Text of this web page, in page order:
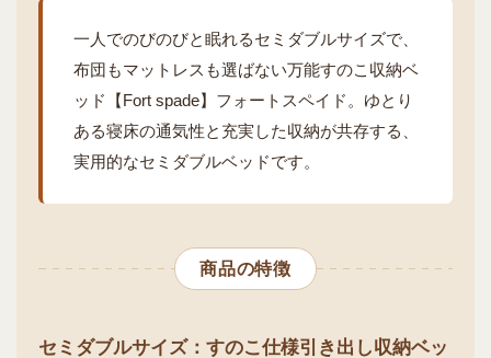
一人でのびのびと眠れるセミダブルサイズで、
布団もマットレスも選ばない万能すのこ収納ベ
ッド【Fort spade】フォートスペイド。ゆとり
ある寝床の通気性と充実した収納が共存する、
実用的なセミダブルベッドです。
商品の特徴
セミダブルサイズ：すのこ仕様引き出し収納ベッ